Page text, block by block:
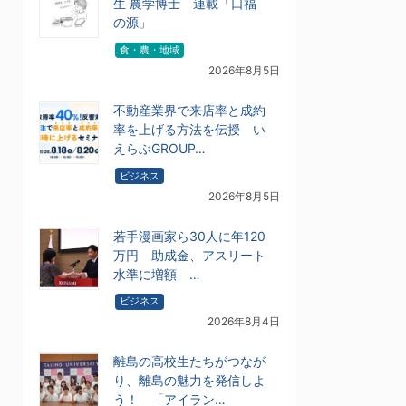
生 農学博士 連載「口福
の源」
食・農・地域
2026年8月5日
不動産業界で来店率と成約
率を上げる方法を伝授 い
えらぶGROUP…
ビジネス
2026年8月5日
若手漫画家ら30人に年120
万円 助成金、アスリート
水準に増額 …
ビジネス
2026年8月4日
離島の高校生たちがつなが
り、離島の魅力を発信しよ
う！ 「アイラン…